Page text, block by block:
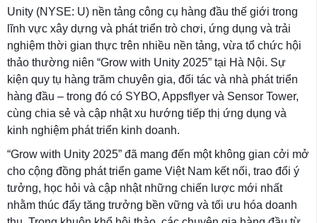
Unity (NYSE: U) nền tảng công cụ hàng đầu thế giới trong
lĩnh vực xây dựng và phát triển trò chơi, ứng dụng và trải
nghiệm thời gian thực trên nhiều nền tảng, vừa tổ chức hội
thảo thường niên “Grow with Unity 2025” tại Hà Nội. Sự
kiện quy tụ hàng trăm chuyên gia, đối tác và nhà phát triển
hàng đầu – trong đó có SYBO, Appsflyer và Sensor Tower,
cùng chia sẻ và cập nhật xu hướng tiếp thị ứng dụng và
kinh nghiệm phát triển kinh doanh.
“Grow with Unity 2025” đã mang đến một không gian cởi mở
cho cộng đồng phát triển game Việt Nam kết nối, trao đổi ý
tưởng, học hỏi và cập nhật những chiến lược mới nhất
nhằm thúc đẩy tăng trưởng bền vững và tối ưu hóa doanh